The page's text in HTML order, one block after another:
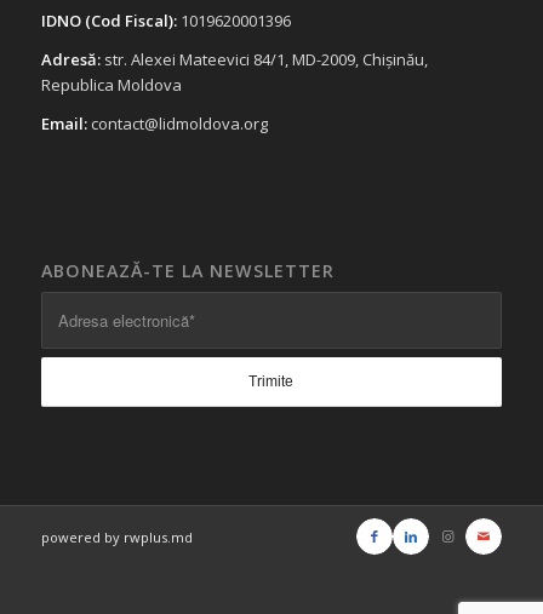
IDNO (Cod Fiscal):1019620001396
Adresă:str. Alexei Mateevici 84/1, MD-2009, Chișinău,
Republica Moldova
Email: contact@lidmoldova.org
ABONEAZĂ-TE LA NEWSLETTER
powered by rwplus.md